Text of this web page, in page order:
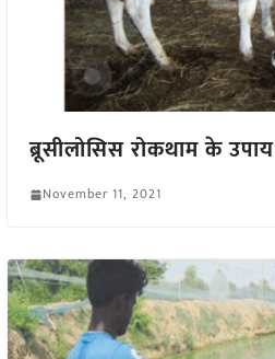
ब्रूसीलोसिस रोकथाम के उपाय
November 11, 2021